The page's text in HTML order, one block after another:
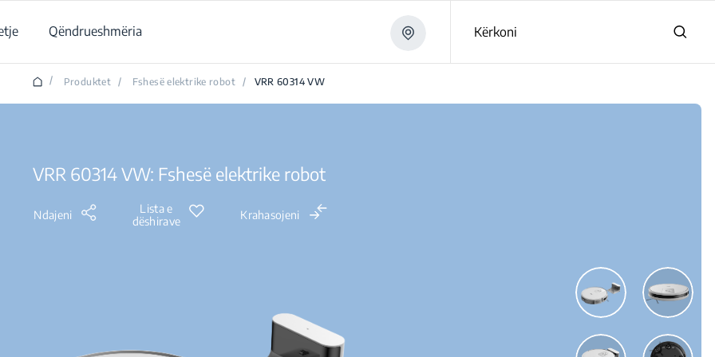
Qëndrueshmëria Kërkoni
/ Produktet / Fshesë elektrike robot / VRR 60314 VW
VRR 60314 VW: Fshesë elektrike robot
Ndajeni
Lista e
dëshirave
Krahasojeni